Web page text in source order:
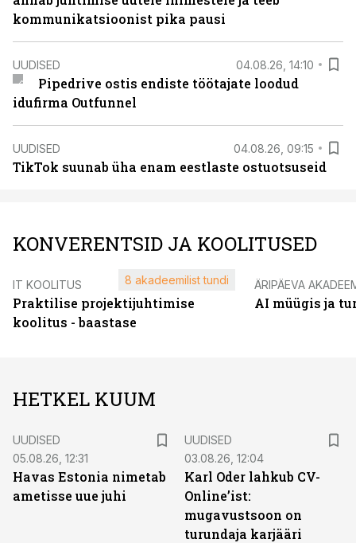
kommunikatsioonist pika pausi
UUDISED 04.08.26, 14:10
Pipedrive ostis endiste töötajate loodud
idufirma Outfunnel
UUDISED 04.08.26, 09:15
TikTok suunab üha enam eestlaste ostuotsuseid
KONVERENTSID JA KOOLITUSED
IT KOOLITUS
Praktilise projektijuhtimise
koolitus - baastase
8 akadeemilist tundi ÄRIPÄEVA
AI müügis ja
HETKEL KUUM
UUDISED
05.08.26, 12:31
Havas Estonia nimetab
ametisse uue juhi
UUDISED
03.08.26, 12:04
Karl Oder lahkub CV-
Online’ist:
mugavustsoon on
turundaja karjääri